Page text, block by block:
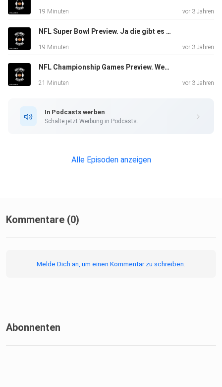
19 Minuten vor 3 Jahren
NFL Super Bowl Preview. Ja die gibt es auch von mir. Eagles oder Chiefs?
19 Minuten vor 3 Jahren
NFL Championship Games Preview. Wer zieht in den Super Bowl ein?
21 Minuten vor 3 Jahren
In Podcasts werben
Schalte jetzt Werbung in Podcasts.
Alle Episoden anzeigen
Kommentare (0)
Melde Dich an, um einen Kommentar zu schreiben.
Abonnenten